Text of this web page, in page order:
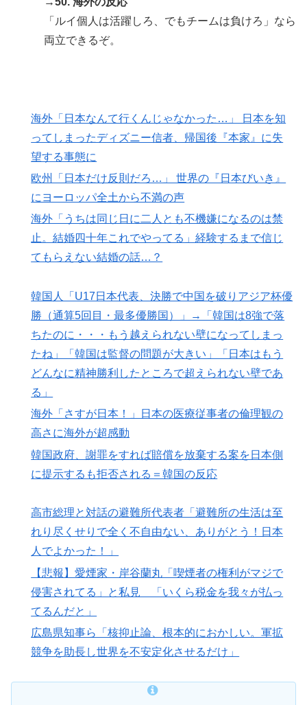
「ルイ個人は活躍しろ、でもチームは負けろ」なら
両立できるぞ。
海外「日本なんて行くんじゃなかった…」 日本を知
ってしまったディズニー信者、帰国後『本家』に失
望する事態に
欧州「日本だけ反則だろ…」 世界の『日本びいき』
にヨーロッパ全土から不満の声
海外「うちは同じ日に二人とも不機嫌になるのは禁
止。結婚四十年これでやってる」経験するまで信じ
てもらえない結婚の話…？
韓国人「U17日本代表、決勝で中国を破りアジア杯優
勝（通算5回目・最多優勝国）」→「韓国は8強で落
ちたのに・・・もう越えられない壁になってしまっ
たね」「韓国は監督の問題が大きい」「日本はもう
どんなに精神勝利したところで超えられない壁であ
る」
海外「さすが日本！」日本の医療従事者の倫理観の
高さに海外が超感動
韓国政府、謝罪をすれば賠償を放棄する案を日本側
に提示するも拒否される＝韓国の反応
高市総理と対話の避難所代表者「避難所の生活は至
れり尽くせりで全く不自由ない、ありがとう！日本
人でよかった！」
【悲報】愛煙家・岸谷蘭丸「喫煙者の権利がマジで
侵害されてる」と私見 「いくら税金を我々が払っ
てるんだと」
広島県知事ら「核抑止論、根本的におかしい。軍拡
競争を助長し世界を不安定化させるだけ」